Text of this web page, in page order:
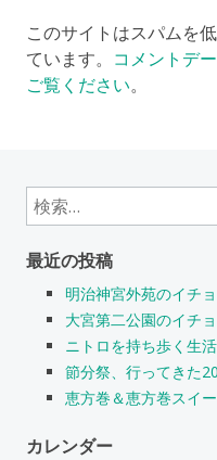
このサイトはスパムを
ています。 コメントデ
ご覧ください。
検
索:
最近の投稿
明治神宮外苑のイチ
大宮第二公園のイチ
ニトロを持ち歩く生活
節分祭、行ってきた
恵方巻＆恵方巻スイ
カレンダー